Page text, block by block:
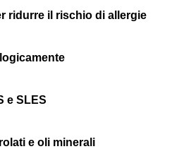
ridurre il rischio di allergie
e SLES
e oli minerali